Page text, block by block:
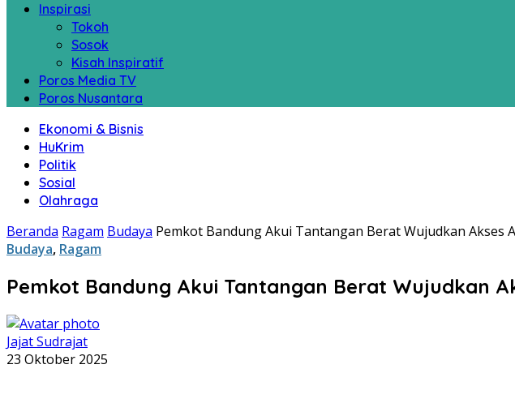
Inspirasi
Tokoh
Sosok
Kisah Inspiratif
Poros Media TV
Poros Nusantara
Ekonomi & Bisnis
HuKrim
Politik
Sosial
Olahraga
Beranda Ragam Budaya Pemkot Bandung Akui Tantangan Berat Wujudkan Akses
Budaya, Ragam
Pemkot Bandung Akui Tantangan Berat Wujudkan
Jajat Sudrajat
23 Oktober 2025